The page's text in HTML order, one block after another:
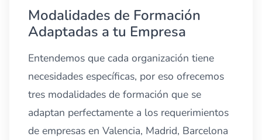
Modalidades de Formación
Adaptadas a tu Empresa
Entendemos que cada organización tiene
necesidades específicas, por eso ofrecemos
tres modalidades de formación que se
adaptan perfectamente a los requerimientos
de empresas en Valencia, Madrid, Barcelona